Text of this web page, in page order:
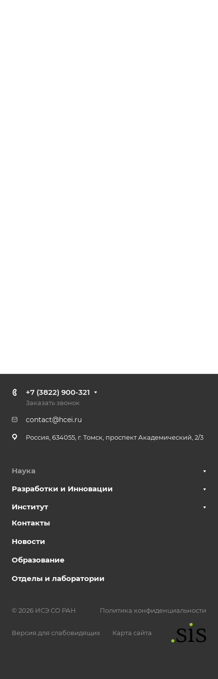
+7 (3822) 900-321
Заказать звонок
contact@hcei.ru
Россия, 634055, г. Томск, проспект Академический, 2/3
Наука
Разработки и Инновации
Институт
Контакты
Новости
Образование
Отделы и лаборатории
© 2026 ИСЭ СО РАН Политика конфиденциальности
Версия для слабовидящих Карта сайта